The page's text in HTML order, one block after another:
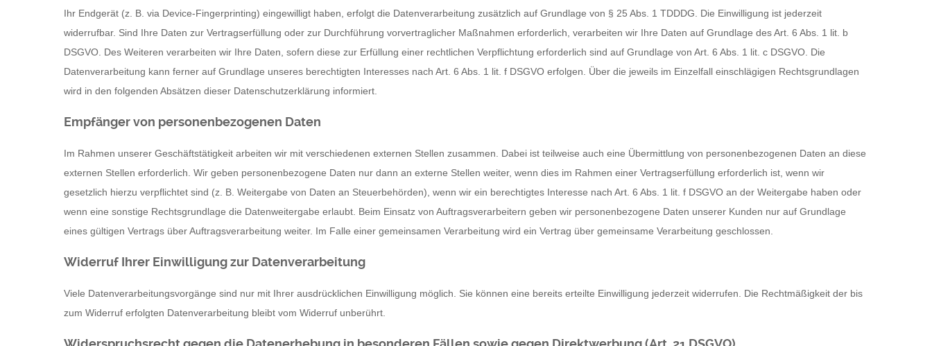
Ihr Endgerät (z. B. via Device-Fingerprinting) eingewilligt haben, erfolgt die Datenverarbeitung zusätzlich auf Grundlage von § 25 Abs. 1 TDDDG. Die Einwilligung ist jederzeit
widerrufbar. Sind Ihre Daten zur Vertragserfüllung oder zur Durchführung vorvertraglicher Maßnahmen erforderlich, verarbeiten wir Ihre Daten auf Grundlage des Art. 6 Abs. 1 lit. b
DSGVO. Des Weiteren verarbeiten wir Ihre Daten, sofern diese zur Erfüllung einer rechtlichen Verpflichtung erforderlich sind auf Grundlage von Art. 6 Abs. 1 lit. c DSGVO. Die
Datenverarbeitung kann ferner auf Grundlage unseres berechtigten Interesses nach Art. 6 Abs. 1 lit. f DSGVO erfolgen. Über die jeweils im Einzelfall einschlägigen Rechtsgrundlagen
wird in den folgenden Absätzen dieser Datenschutzerklärung informiert.
Empfänger von personenbezogenen Daten
Im Rahmen unserer Geschäftstätigkeit arbeiten wir mit verschiedenen externen Stellen zusammen. Dabei ist teilweise auch eine Übermittlung von personenbezogenen Daten an diese
externen Stellen erforderlich. Wir geben personenbezogene Daten nur dann an externe Stellen weiter, wenn dies im Rahmen einer Vertragserfüllung erforderlich ist, wenn wir
gesetzlich hierzu verpflichtet sind (z. B. Weitergabe von Daten an Steuerbehörden), wenn wir ein berechtigtes Interesse nach Art. 6 Abs. 1 lit. f DSGVO an der Weitergabe haben oder
wenn eine sonstige Rechtsgrundlage die Datenweitergabe erlaubt. Beim Einsatz von Auftragsverarbeitern geben wir personenbezogene Daten unserer Kunden nur auf Grundlage
eines gültigen Vertrags über Auftragsverarbeitung weiter. Im Falle einer gemeinsamen Verarbeitung wird ein Vertrag über gemeinsame Verarbeitung geschlossen.
Widerruf Ihrer Einwilligung zur Datenverarbeitung
Viele Datenverarbeitungsvorgänge sind nur mit Ihrer ausdrücklichen Einwilligung möglich. Sie können eine bereits erteilte Einwilligung jederzeit widerrufen. Die Rechtmäßigkeit der bis
zum Widerruf erfolgten Datenverarbeitung bleibt vom Widerruf unberührt.